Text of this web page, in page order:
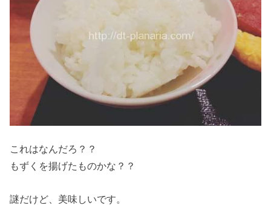
これはなんだろ？？
もずくを揚げたものかな？？
謎だけど、美味しいです。